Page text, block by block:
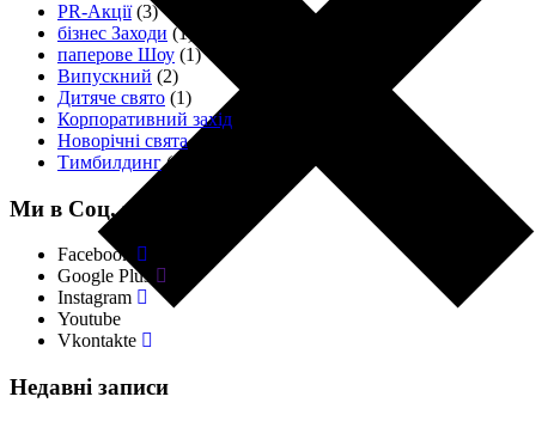
PR-Акції(3)
бізнес Заходи (1)
паперове Шоу (1)
Випускний (2)
Дитяче свято (1)
Корпоративний захід
Новорічні свята(4)
Тимбилдинг(18)
Ми в Соц. мережах
Facebook
Google Plus
Instagram
Youtube
Vkontakte
Недавні записи